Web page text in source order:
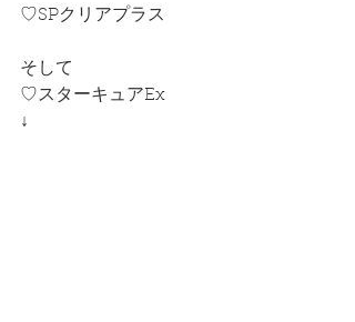
♡SPクリアプラス
そして
♡スターキュアEx
↓